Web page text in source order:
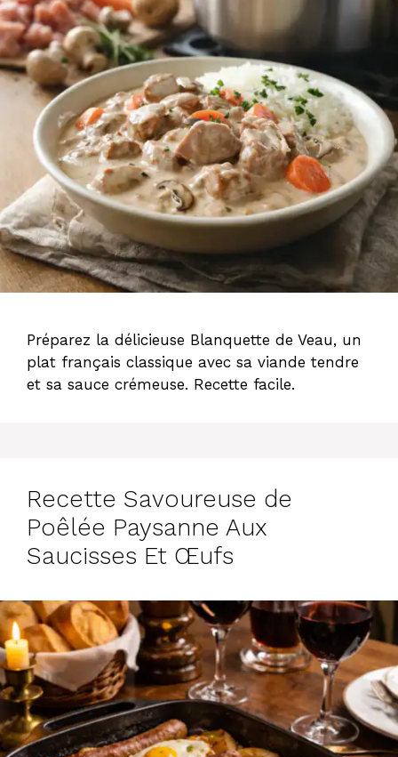
Préparez la délicieuse Blanquette de Veau, un
plat français classique avec sa viande tendre
et sa sauce crémeuse. Recette facile.
Recette Savoureuse de
Poêlée Paysanne Aux
Saucisses Et Œufs